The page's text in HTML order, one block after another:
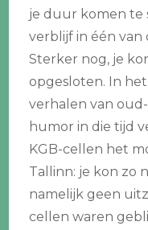
je duur komen te
verblijf in één van
Sterker nog, je
opgesloten. In
verhalen van
humor in die tijd
KGB-cellen het
Tallinn: je kon zo
namelijk geen
cellen waren